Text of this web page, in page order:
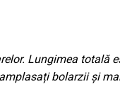
Lungimea totală
bolarzii și